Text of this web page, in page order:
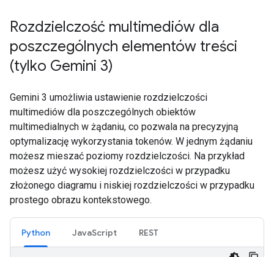
Rozdzielczość multimediów dla
poszczególnych elementów treści
(tylko Gemini 3)
Gemini 3 umożliwia ustawienie rozdzielczości
multimediów dla poszczególnych obiektów
multimedialnych w żądaniu, co pozwala na precyzyjną
optymalizację wykorzystania tokenów. W jednym żądaniu
możesz mieszać poziomy rozdzielczości. Na przykład
możesz użyć wysokiej rozdzielczości w przypadku
złożonego diagramu i niskiej rozdzielczości w przypadku
prostego obrazu kontekstowego.
Python JavaScript REST